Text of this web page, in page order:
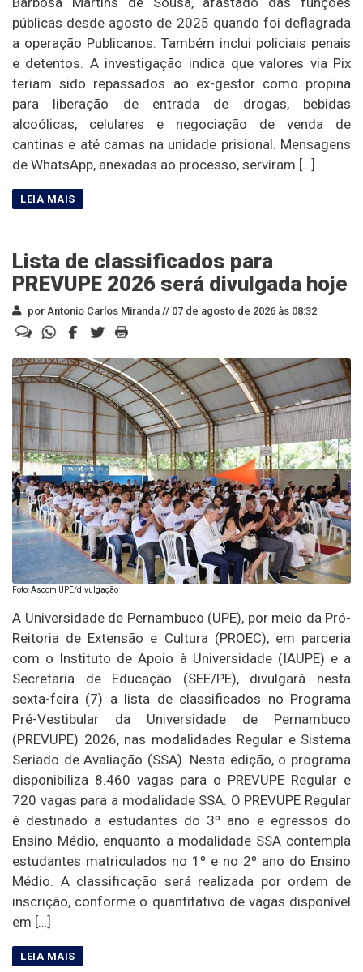
públicas desde agosto de 2025 quando foi deflagrada
a operação Publicanos. Também inclui policiais penais
e detentos. A investigação indica que valores via Pix
teriam sido repassados ao ex-gestor como propina
para liberação de entrada de drogas, bebidas
alcoólicas, celulares e negociação de venda de
cantinas e até camas na unidade prisional. Mensagens
de WhatsApp, anexadas ao processo, serviram […]
Lista de classificados para
PREVUPE 2026 será divulgada hoje
por Antonio Carlos Miranda // 07 de agosto de 2026 às 08:32
Foto: Ascom UPE/divulgação
A Universidade de Pernambuco (UPE), por meio da Pró-
Reitoria de Extensão e Cultura (PROEC), em parceria
com o Instituto de Apoio à Universidade (IAUPE) e a
Secretaria de Educação (SEE/PE), divulgará nesta
sexta-feira (7) a lista de classificados no Programa
Pré-Vestibular da Universidade de Pernambuco
(PREVUPE) 2026, nas modalidades Regular e Sistema
Seriado de Avaliação (SSA). Nesta edição, o programa
disponibiliza 8.460 vagas para o PREVUPE Regular e
720 vagas para a modalidade SSA. O PREVUPE Regular
é destinado a estudantes do 3º ano e egressos do
Ensino Médio, enquanto a modalidade SSA contempla
estudantes matriculados no 1º e no 2º ano do Ensino
Médio. A classificação será realizada por ordem de
inscrição, conforme o quantitativo de vagas disponível
em […]